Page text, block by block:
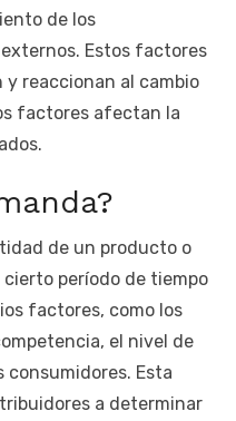
de los
Estos factores
reaccionan al cambio
factores afectan la
de un producto o
período de tiempo
factores, como los
el nivel de
Esta
a determinar